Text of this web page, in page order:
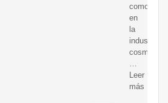
como
en
la
industria
cosmética,
Leer
más